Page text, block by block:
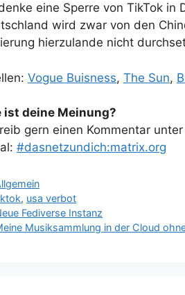
eine Sperre von TikTok
wird zwar von den
hierzulande nicht
Vogue Buisness, The Sun,
ist deine Meinung?
gern einen Kommentar
#dasnetzundich:matrix.org
, usa verbot
Fediverse Instanz
Musiksammlung in der Cloud